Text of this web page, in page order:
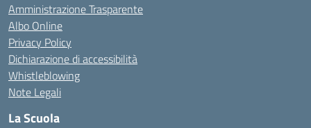
Amministrazione Trasparente
Albo Online
Privacy Policy
Dichiarazione di accessibilità
Whistleblowing
Note Legali
La Scuola